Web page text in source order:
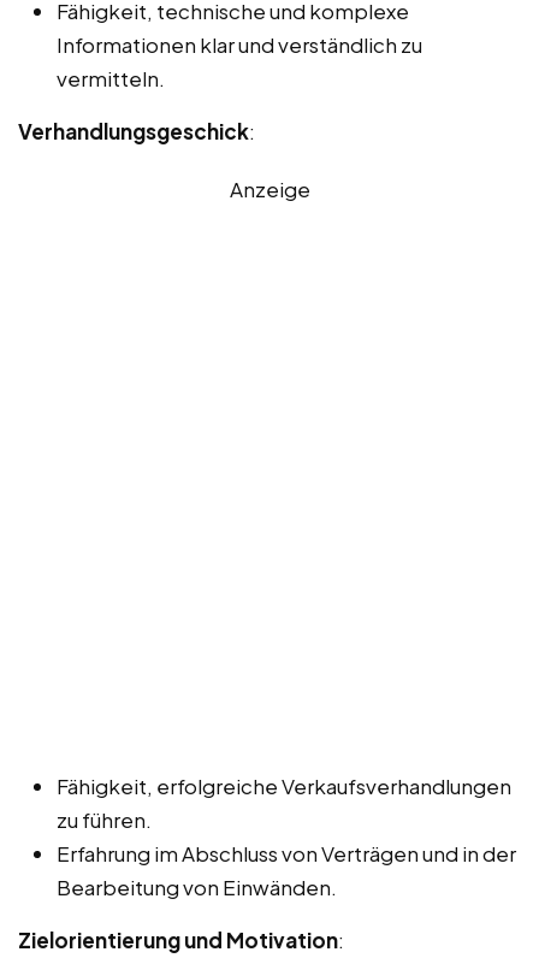
Fähigkeit, technische und komplexe
Informationen klar und verständlich zu
vermitteln.
Verhandlungsgeschick:
Anzeige
Fähigkeit, erfolgreiche Verkaufsverhandlungen
zu führen.
Erfahrung im Abschluss von Verträgen und in der
Bearbeitung von Einwänden.
Zielorientierung und Motivation: